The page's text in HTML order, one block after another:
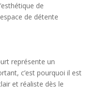
de
de détente
représente un
c’est pourquoi il est
et réaliste dès le